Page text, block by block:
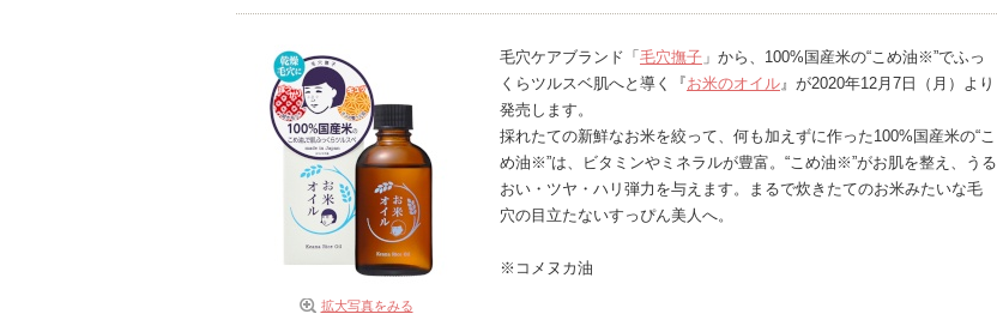
拡大写真をみる
毛穴ケアブランド「 毛穴撫子 」から、100%国産米の“こめ油※”でふっ
くらツルスベ肌へと導く『お米のオイル』が2020年12月7日（月）より
発売します。
採れたての新鮮なお米を絞って、何も加えずに作った100%国産米の“こ
め油※”は、ビタミンやミネラルが豊富。“こめ油※”がお肌を整え、うる
おい・ツヤ・ハリ弾力を与えます。まるで炊きたてのお米みたいな毛
穴の目立たないすっぴん美人へ。
※コメヌカ油